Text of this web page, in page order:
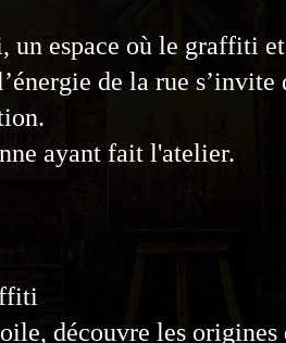
un espace où le graffiti
de la rue
ayant fait l'atelier.
découvre les